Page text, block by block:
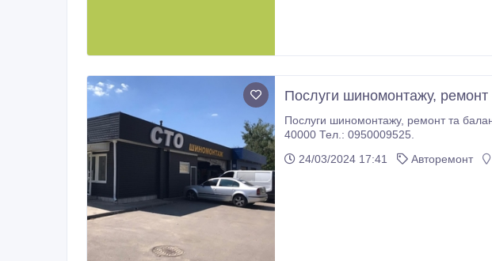
Послуги шиномонтажу, ремонт
Послуги шиномонтажу, ремонт та балансування коліс. Місце знаходження проспект Перемоги, 35А, Суми, Сумська область,
40000 Тел.: 0950009525.
24/03/2024 17:41
Aвторемонт